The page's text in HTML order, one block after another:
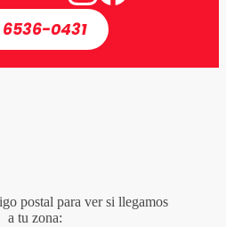
6536-0431
postal para ver si llegamos
a tu zona: